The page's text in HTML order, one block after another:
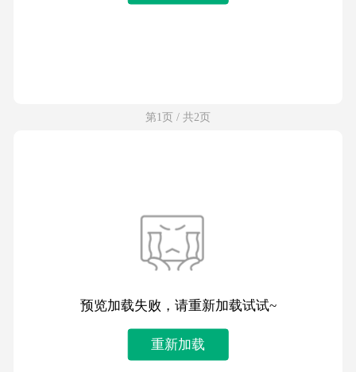
第1页 / 共2页
预览加载失败，请重新加载试试~
重新加载